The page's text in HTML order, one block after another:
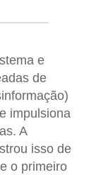
e
de
impulsiona
A
isso de
o primeiro